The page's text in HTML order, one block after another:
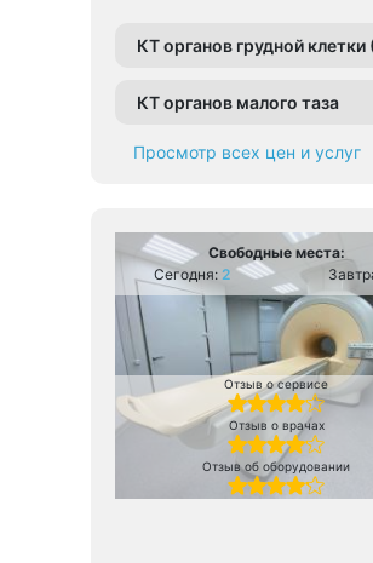
КТ органов грудной
КТ органов малого таза
Просмотр всех цен и услуг
Свободные места:
Сегодня: 2
Отзыв о сервисе
Отзыв о врачах
Отзыв об оборудовании